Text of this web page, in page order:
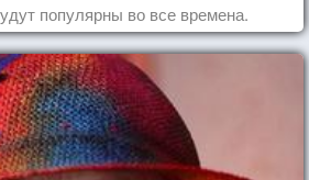
популярны во все времена.